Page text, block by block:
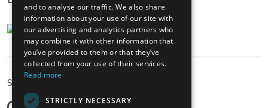
Sprache wählen
Deutsch
and to analyse our traffic. We also share
information about your use of our site with
our advertising and analytics partners who
may combine it with other information that
you’ve provided to them or that they’ve
collected from your use of their services.
Read more
STRICTLY NECESSARY